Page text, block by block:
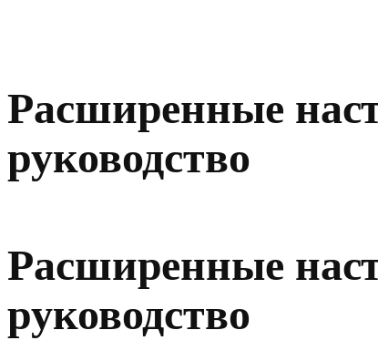
Расширенные
руководство
Расширенные
руководство